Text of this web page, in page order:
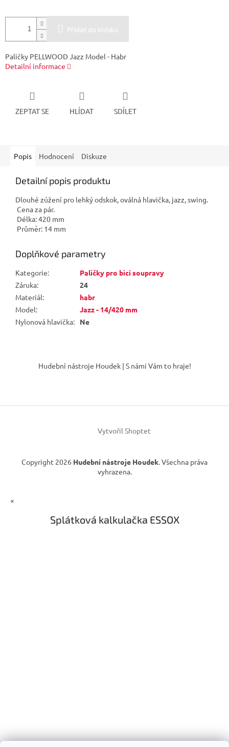
Přidat do košíku
Paličky PELLWOOD Jazz Model - Habr
Detailní informace
ZEPTAT SE HLÍDAT SDÍLET
Popis Hodnocení Diskuze
Detailní popis produktu
Dlouhé zúžení pro lehký odskok, oválná hlavička, jazz, swing.
Cena za pár.
Délka: 420 mm
Průměr: 14 mm
Doplňkové parametry
Kategorie:
Paličky pro bicí soupravy
Záruka:
24
Materiál:
habr
Model:
Jazz - 14/420 mm
Nylonová hlavička: Ne
í
Hudební nástroje Houdek | S námi Vám to hraje!
Vytvořil Shoptet
Copyright 2026 Hudební nástroje Houdek. Všechna práva
vyhrazena.
×
Splátková kalkulačka ESSOX